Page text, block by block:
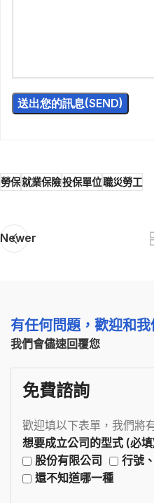
勞保就業保險投保單位職災勞工
Newer
有任何問題，歡迎和
我們會儘速回覆您
免費諮詢
歡迎填以下表單，我們將
想要成立公司的型式 (必填
股份有限公司
行號
還不知道哪一種